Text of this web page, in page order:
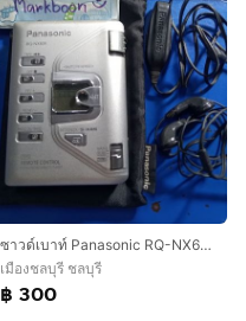
ซาวด์เบาท์ Panasonic RQ-NX60V
เมืองชลบุรี ชลบุรี
฿ 300